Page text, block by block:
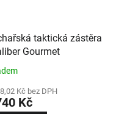
taktická zástěra
Gourmet
Kč bez DPH
Kč